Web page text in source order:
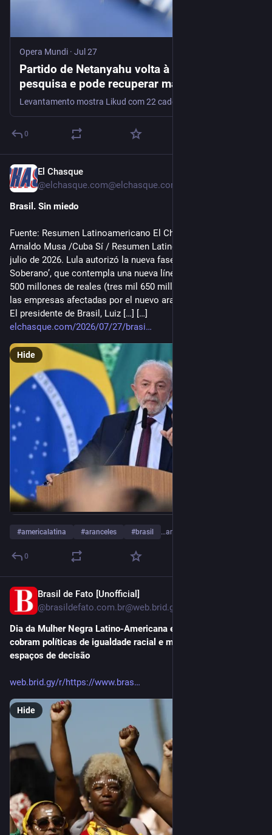
Opera Mundi · Jul 27
Partido de Netanyahu volta à liderança em
pesquisa e pode recuperar maioria no
Parlamento
0
El Chasque
@elchasque.com@elchasque.com
Brasil. Sin miedo
Fuente: Resumen Latinoamericano El Chasque27/07/2026 Por
Arnaldo Musa /Cuba Sí / Resumen Latinoamericano, 25 de
julio de 2026. Lula autorizó la nueva fase del plan ‘Brasil
Soberano’, que contempla una nueva línea de crédito de 18 mil
500 millones de reales (tres mil 650 millones de dólares) para
las empresas afectadas por el nuevo arancel estadounidense.
El presidente de Brasil, Luiz […] […]
elchasque.com/2026/07/27/brasi
Hide
#americalatina #aranceles #brasil …and 10 more
0
Brasil de Fato [Unofficial]
@brasildefato.com.br@web.brid.gy
Dia da Mulher Negra Latino-Americana e Caribenha: mulheres
cobram políticas de igualdade racial e maior participação em
espaços de decisão
web.brid.gy/r/https://www.bras
Hide